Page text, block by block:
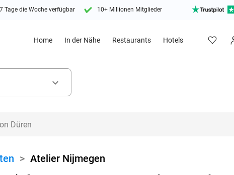
7 Tage die Woche verfügbar 10+ Millionen Mitglieder
Home In der Nähe Restaurants Hotels
keyboard_arrow_down
> Atelier Nijmegen